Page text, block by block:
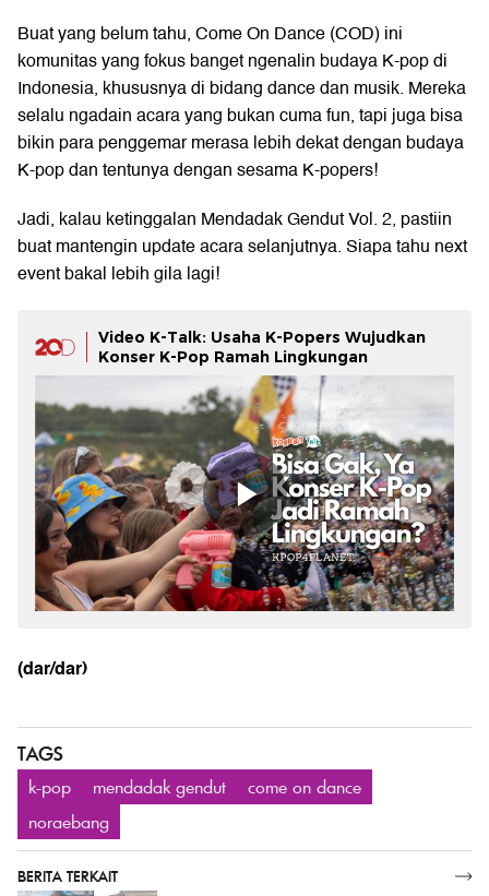
Buat yang belum tahu, Come On Dance (COD) ini
komunitas yang fokus banget ngenalin budaya K-pop di
Indonesia, khususnya di bidang dance dan musik. Mereka
selalu ngadain acara yang bukan cuma fun, tapi juga bisa
bikin para penggemar merasa lebih dekat dengan budaya
K-pop dan tentunya dengan sesama K-popers!
Jadi, kalau ketinggalan Mendadak Gendut Vol. 2, pastiin
buat mantengin update acara selanjutnya. Siapa tahu next
event bakal lebih gila lagi!
Video K-Talk: Usaha K-Popers Wujudkan
Konser K-Pop Ramah Lingkungan
(dar/dar)
TAGS
k-pop mendadak gendut
come on dance
noraebang
BERITA TERKAIT